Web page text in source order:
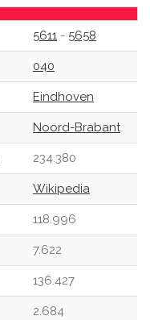
5611 - 5658
040
Eindhoven
Noord-Brabant
234.380
Wikipedia
118.996
7.622
136.427
2.684